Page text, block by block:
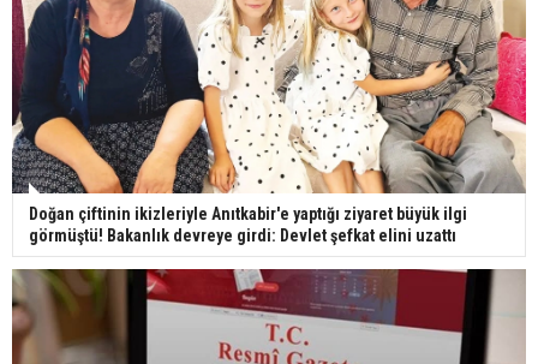
Doğan çiftinin ikizleriyle Anıtkabir'e yaptığı ziyaret büyük ilgi
görmüştü! Bakanlık devreye girdi: Devlet şefkat elini uzattı